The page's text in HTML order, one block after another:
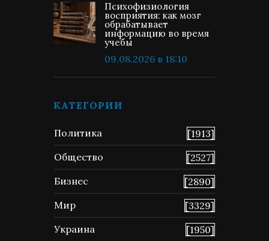
Психофизиология
восприятия: как мозг
обрабатывает
информацию во время
учебы
09.08.2026 в 18:10
КАТЕГОРИИ
Политика
[1913]
Общество
[2527]
Бизнес
[2890]
Мир
[3329]
Украина
[1950]